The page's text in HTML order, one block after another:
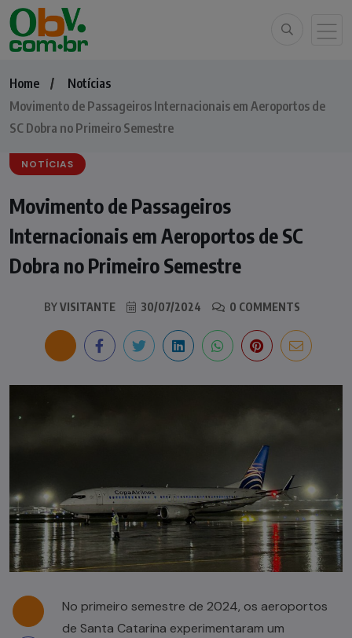
Home
Notícias
Movimento de Passageiros Internacionais em Aeroportos de
SC Dobra no Primeiro Semestre
NOTÍCIAS
Movimento de Passageiros
Internacionais em Aeroportos de SC
Dobra no Primeiro Semestre
BYVISITANTE 30/07/2024 0 COMMENTS
No primeiro semestre de 2024, os aeroportos
de Santa Catarina experimentaram um